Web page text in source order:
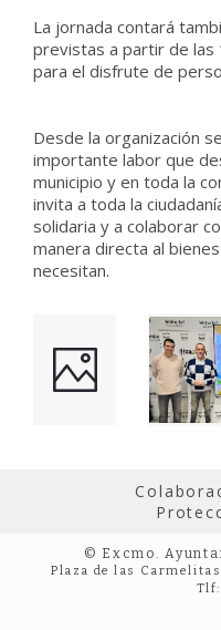
La jornada contará
previstas a partir de las
para el disfrute de
Desde la organización
importante labor que
municipio y en toda la
invita a toda la
solidaria y a colaborar
manera directa al
necesitan.
© Excmo.
Plaza de las
Tlf: